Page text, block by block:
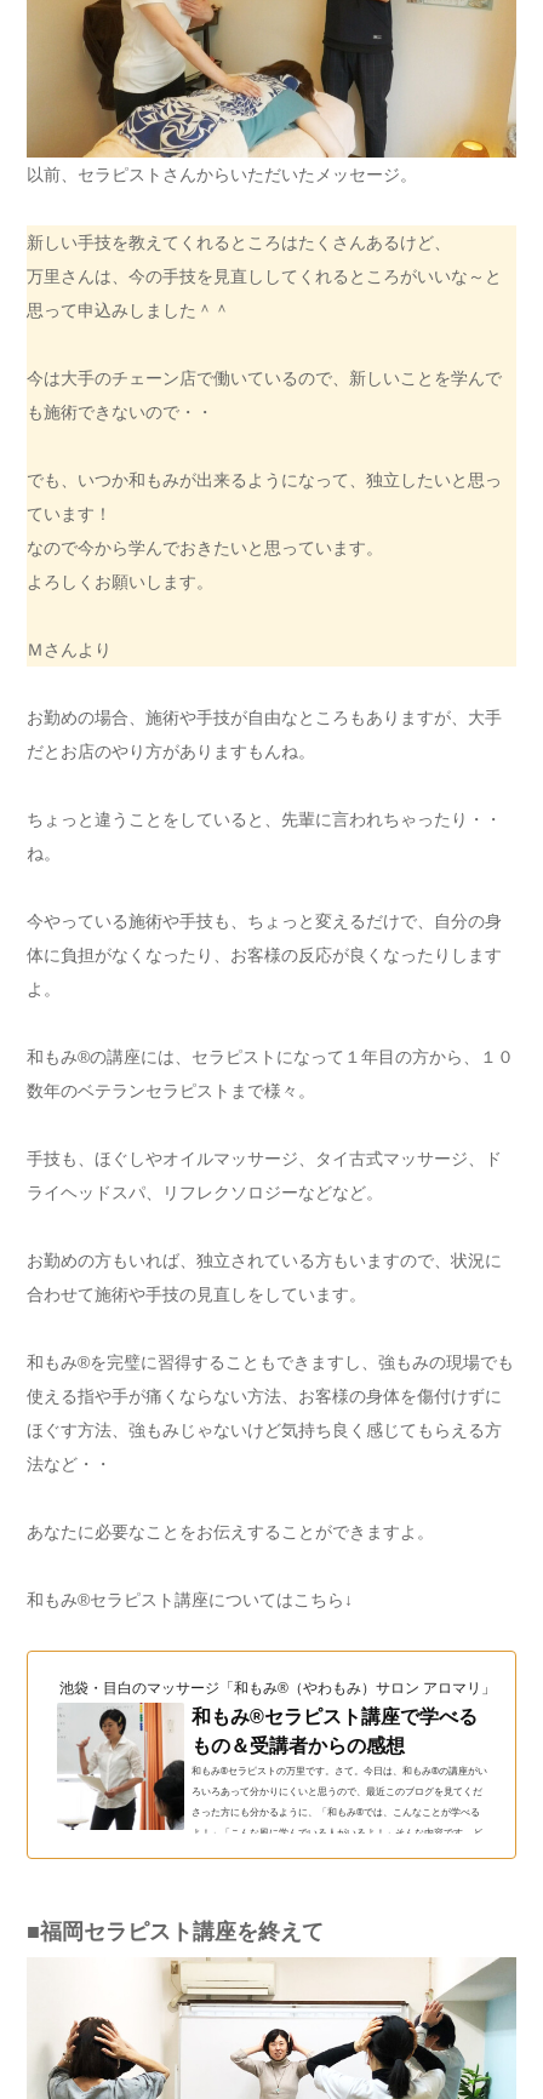
以前、セラピストさんからいただいたメッセージ。
新しい手技を教えてくれるところはたくさんあるけど、
万里さんは、今の手技を見直ししてくれるところがいいな～と
思って申込みしました＾＾
今は大手のチェーン店で働いているので、新しいことを学んで
も施術できないので・・
でも、いつか和もみが出来るようになって、独立したいと思っ
ています！
なので今から学んでおきたいと思っています。
よろしくお願いします。
Ｍさんより
お勤めの場合、施術や手技が自由なところもありますが、大手
だとお店のやり方がありますもんね。
ちょっと違うことをしていると、先輩に言われちゃったり・・
ね。
今やっている施術や手技も、ちょっと変えるだけで、自分の身
体に負担がなくなったり、お客様の反応が良くなったりします
よ。
和もみ®の講座には、セラピストになって１年目の方から、１０
数年のベテランセラピストまで様々。
手技も、ほぐしやオイルマッサージ、タイ古式マッサージ、ド
ライヘッドスパ、リフレクソロジーなどなど。
お勤めの方もいれば、独立されている方もいますので、状況に
合わせて施術や手技の見直しをしています。
和もみ®を完璧に習得することもできますし、強もみの現場でも
使える指や手が痛くならない方法、お客様の身体を傷付けずに
ほぐす方法、強もみじゃないけど気持ち良く感じてもらえる方
法など・・
あなたに必要なことをお伝えすることができますよ。
和もみ®セラピスト講座についてはこちら↓
池袋・目白のマッサージ「和もみ®（やわもみ）サロン アロマリ」（和
和もみ®セラピスト講座で学べる
もの＆受講者からの感想
和もみ®セラピストの万里です。さて。今日は、和もみ®の講座がい
ろいろあって分かりにくいと思うので、最近このブログを見てくだ
さった方にも分かるように、「和もみ®では、こんなことが学べる
よ！」「こんな風に学んでいる人がいるよ！」そんな内容です。ど
ストさんからの感...
■福岡セラピスト講座を終えて